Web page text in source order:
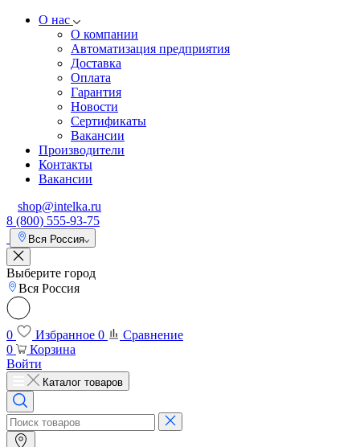
О нас
О компании
Автоматизация предприятия
Доставка
Оплата
Гарантия
Новости
Сертификаты
Вакансии
Производители
Контакты
Вакансии
shop@intelka.ru
8 (800) 555-93-75
Вся Россия
Выберите город
Вся Россия
0 Избранное 0
Сравнение
0
Корзина
Войти
Каталог товаров